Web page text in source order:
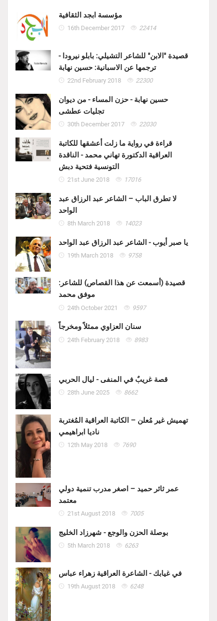
مؤسسة ابجد الثقافية
16th December 2017 22414
قصيدة "الابن" للشاعر التشيلي: بابلو نيرودا -
ترجمها عن الاسبانية: حسين نهابة
22nd February 2018 22300
حسين نهابة - حزن المساء - من ديوان
تجليات عطشى
30th December 2017 22030
قراءة في رواية ما زلت أعشقها للكاتبة
العراقية الدكتورة تهاني محمد - الناقدة
التونسية فتحية دبش
21st June 2018 17016
لا تطرق الباب – الشاعر عبد الرزاق عبد
الواحد
8th March 2018 14023
يا صبر أيوب - الشاعر عبد الرزاق عبد الواحد
19th March 2018 9758
قصيدة (أسمعت عن هذا القصاص) للشاعر:
موفق محمد
24th October 2021 9597
سنان العزاوي ممثلاً ومخرجاً
24th February 2018 8983
قصة غريبٌ في المنفى - ليال الحربي
28th June 2025 8662
تهميش غير مُعلن – الكاتبة العراقية المُغتربة
ناديا ابراهيمي
12th May 2018 7690
عمر ثائر حميد – اصغر مدرب تنمية دولي
معتمد
21st August 2018 7005
بوصلة الحزن والوجع - شهرزاد الخليج
5th March 2018 6263
في غيابك - الشاعرة العراقية زهراء عباس
19th August 2018 6248